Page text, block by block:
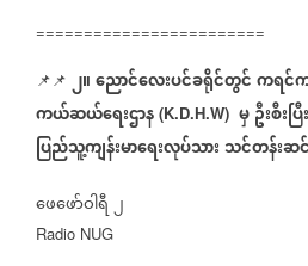
========================
📌📌 ၂။ညောင်လေးပင်ခရိုင်တွင်ကရင်က
ကယ်ဆယ်ရေးဌာန (K.D.H.W) မှဦးစီးပြီး
ပြည်သူ့ကျန်းမာရေးလုပ်သားသင်တန်းဆ
ဖေဖော်ဝါရီ၂
Radio NUG